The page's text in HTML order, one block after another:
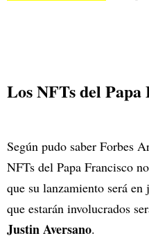
Los NFTs del Papa
Según pudo saber Forbes
NFTs del Papa Francisco
que su lanzamiento será
que estarán involucrados
Justin Aversano.